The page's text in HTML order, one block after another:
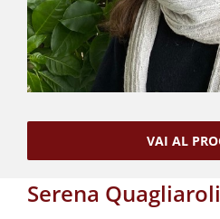
VAI AL
Serena